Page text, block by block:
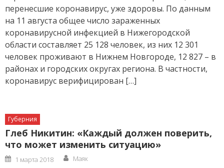
перенесшие коронавирус, уже здоровы. По данным
на 11 августа общее число зараженных
коронавирусной инфекцией в Нижегородской
области составляет 25 128 человек, из них 12 301
человек проживают в Нижнем Новгороде, 12 827 – в
районах и городских округах региона. В частности,
коронавирус верифицирован […]
Губерния
Глеб Никитин: «Каждый должен поверить,
что может изменить ситуацию»
Posted
on
1 марта 2018 Author
Маяк